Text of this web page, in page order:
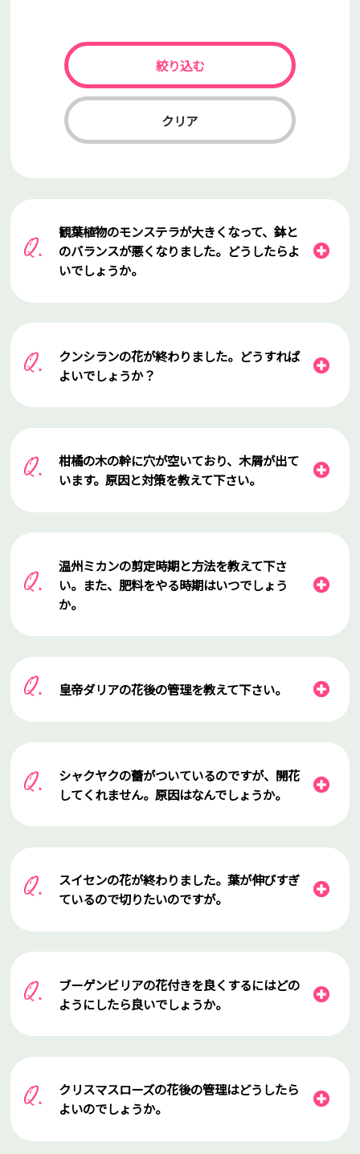
絞り込む
クリア
観葉植物のモンステラが大きくなって、鉢と
のバランスが悪くなりました。どうしたらよ
いでしょうか。
クンシランの花が終わりました。どうすれば
よいでしょうか？
柑橘の木の幹に穴が空いており、木屑が出て
います。原因と対策を教えて下さい。
温州ミカンの剪定時期と方法を教えて下さ
い。また、肥料をやる時期はいつでしょう
か。
皇帝ダリアの花後の管理を教えて下さい。
シャクヤクの蕾がついているのですが、開花
してくれません。原因はなんでしょうか。
スイセンの花が終わりました。葉が伸びすぎ
ているので切りたいのですが。
ブーゲンビリアの花付きを良くするにはどの
ようにしたら良いでしょうか。
クリスマスローズの花後の管理はどうしたら
よいのでしょうか。